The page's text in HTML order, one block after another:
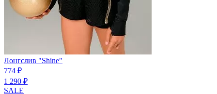
Лонгслив "Shine"
774 ₽
1 290 ₽
SALE